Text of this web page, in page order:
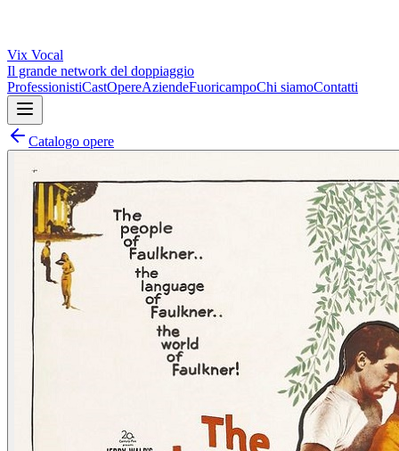
Vix Vocal
Il grande network del doppiaggio
ProfessionistiCastOpereAziendeFuoricampoChi siamoContatti
Catalogo opere